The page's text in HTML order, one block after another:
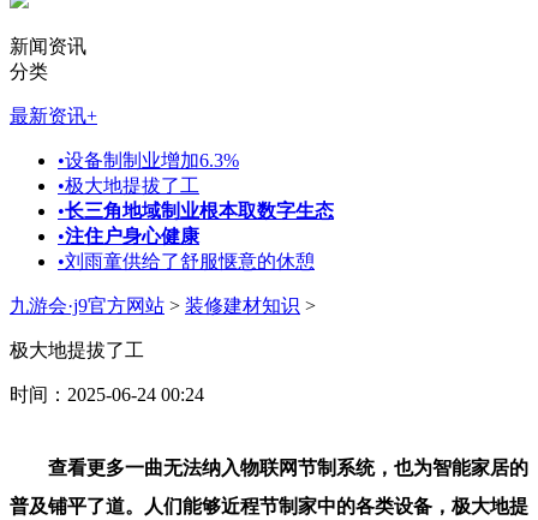
新闻资讯
分类
最新资讯+
•设备制制业增加6.3%
•极大地提拔了工
•长三角地域制业根本取数字生态
•注住户身心健康
•刘雨童供给了舒服惬意的休憩
九游会·j9官方网站 > 装修建材知识 >
极大地提拔了工
时间：2025-06-24 00:24
查看更多一曲无法纳入物联网节制系统，也为智能家居的
普及铺平了道。人们能够近程节制家中的各类设备，极大地提